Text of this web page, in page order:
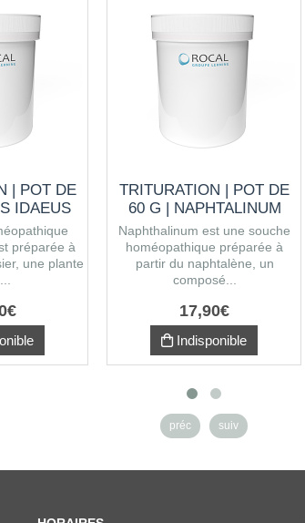
| POT DE
IDAEUS
préparée à
une plante
€
TRITURATION | POT DE
60 G | NAPHTALINUM
Naphthalinum est une souche
homéopathique préparée à
partir du naphtalène, un
composé...
17,90€
Indisponible
préc suiv